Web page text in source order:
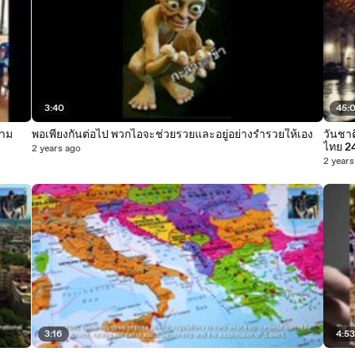
ม
3:40
พอเพียงกันต่อไป พวกไอจะช่วยรวยและอยู่อย่างร่ำรวยให้เอง
2 years ago
3:16
วันชา
ไทย
2
4:53